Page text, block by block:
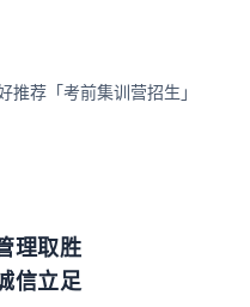
荐「考前集训营招生」
理取胜
信立足